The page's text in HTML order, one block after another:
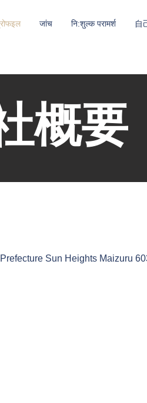
जांच नि:शुल्क परामर्श 自
概要
Sun Heights Maizuru